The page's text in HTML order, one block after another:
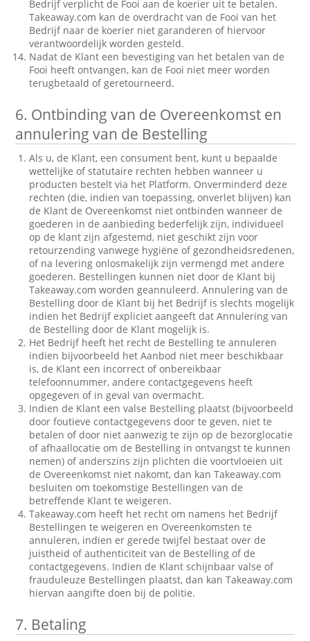
Bedrijf verplicht de Fooi aan de koerier uit te betalen.
Takeaway.com kan de overdracht van de Fooi van het
Bedrijf naar de koerier niet garanderen of hiervoor
verantwoordelijk worden gesteld.
Nadat de Klant een bevestiging van het betalen van de
Fooi heeft ontvangen, kan de Fooi niet meer worden
terugbetaald of geretourneerd.
6. Ontbinding van de Overeenkomst en
annulering van de Bestelling
Als u, de Klant, een consument bent, kunt u bepaalde
wettelijke of statutaire rechten hebben wanneer u
producten bestelt via het Platform. Onverminderd deze
rechten (die, indien van toepassing, onverlet blijven) kan
de Klant de Overeenkomst niet ontbinden wanneer de
goederen in de aanbieding bederfelijk zijn, individueel
op de klant zijn afgestemd, niet geschikt zijn voor
retourzending vanwege hygiëne of gezondheidsredenen,
of na levering onlosmakelijk zijn vermengd met andere
goederen. Bestellingen kunnen niet door de Klant bij
Takeaway.com worden geannuleerd. Annulering van de
Bestelling door de Klant bij het Bedrijf is slechts mogelijk
indien het Bedrijf expliciet aangeeft dat Annulering van
de Bestelling door de Klant mogelijk is.
Het Bedrijf heeft het recht de Bestelling te annuleren
indien bijvoorbeeld het Aanbod niet meer beschikbaar
is, de Klant een incorrect of onbereikbaar
telefoonnummer, andere contactgegevens heeft
opgegeven of in geval van overmacht.
Indien de Klant een valse Bestelling plaatst (bijvoorbeeld
door foutieve contactgegevens door te geven, niet te
betalen of door niet aanwezig te zijn op de bezorglocatie
of afhaallocatie om de Bestelling in ontvangst te kunnen
nemen) of anderszins zijn plichten die voortvloeien uit
de Overeenkomst niet nakomt, dan kan Takeaway.com
besluiten om toekomstige Bestellingen van de
betreffende Klant te weigeren.
Takeaway.com heeft het recht om namens het Bedrijf
Bestellingen te weigeren en Overeenkomsten te
annuleren, indien er gerede twijfel bestaat over de
juistheid of authenticiteit van de Bestelling of de
contactgegevens. Indien de Klant schijnbaar valse of
frauduleuze Bestellingen plaatst, dan kan Takeaway.com
hiervan aangifte doen bij de politie.
7. Betaling